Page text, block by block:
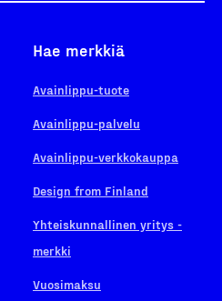
Hae merkkiä
Avainlippu-tuote
Avainlippu-palvelu
Avainlippu-verkkokauppa
Design from Finland
Yhteiskunnallinen yritys -
merkki
Vuosimaksu